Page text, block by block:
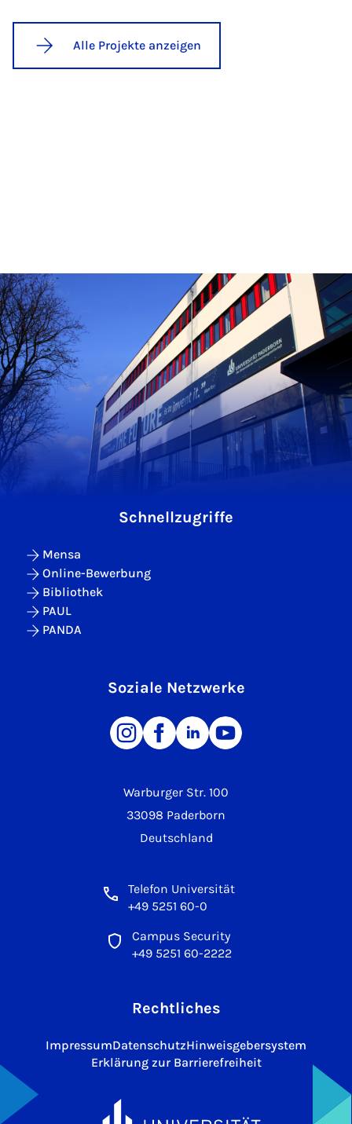
Alle Projekte anzeigen
Warburger Str. 100
33098 Paderborn
Deutschland
Telefon Universität
+49 5251 60-0
Campus Security
+49 5251 60-2222
Schnellzugriffe
Mensa
Online-Bewerbung
Bibliothek
PAUL
PANDA
Soziale Netzwerke
Rechtliches
ImpressumDatenschutzHinweisgebersystem
Erklärung zur Barrierefreiheit